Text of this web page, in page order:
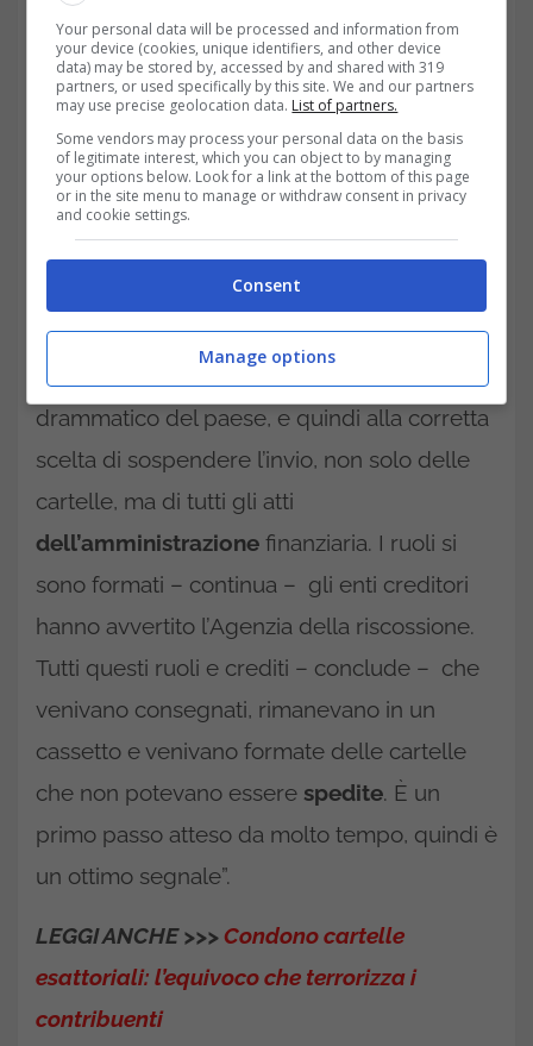
Ruffini nel suo intervento ha ribadito quelli
che sono i tempi effettivi del ritorno all’opera
segue: “Piano piano stiamo ricominciando,
dopo un periodo lunghissimo di
sospensione corrispondente al momento più
drammatico del paese, e quindi alla corretta
scelta di sospendere l’invio, non solo delle
cartelle, ma di tutti gli atti
dell’amministrazione finanziaria. I ruoli si
sono formati – continua – gli enti creditori
hanno avvertito l’Agenzia della riscossione.
Tutti questi ruoli e crediti – conclude – che
venivano consegnati, rimanevano in un
cassetto e venivano formate delle cartelle
che non potevano essere spedite. È un
primo passo atteso da molto tempo, quindi è
un ottimo segnale”.
LEGGI ANCHE >>>Condono cartelle
esattoriali: l’equivoco che terrorizza i
contribuenti
Your personal data will be processed and information from
your device (cookies, unique identifiers, and other device
data) may be stored by, accessed by and shared with 319
partners, or used specifically by this site. We and our partners
may use precise geolocation data. List of partners.
Some vendors may process your personal data on the basis
of legitimate interest, which you can object to by managing
your options below. Look for a link at the bottom of this page
or in the site menu to manage or withdraw consent in privacy
and cookie settings.
Consent
Manage options